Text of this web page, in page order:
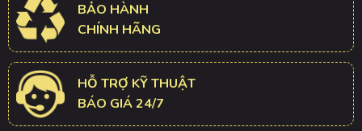
BẢO HÀNH
CHÍNH HÃNG
HỖ TRỢ KỸ THUẬT
BÁO GIÁ 24/7